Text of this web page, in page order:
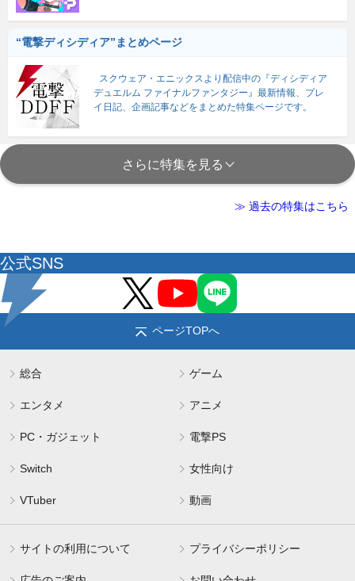
“電撃ディシディア”まとめページ
スクウェア・エニックスより配信中の『ディシディア
デュエルム ファイナルファンタジー』最新情報、プレ
イ日記、企画記事などをまとめた特集ページです。
さらに特集を見る
≫ 過去の特集はこちら
公式SNS
ページTOPへ
総合 ゲーム
エンタメ アニメ
PC・ガジェット 電撃PS
Switch 女性向け
VTuber 動画
サイトの利用について プライバシーポリシー